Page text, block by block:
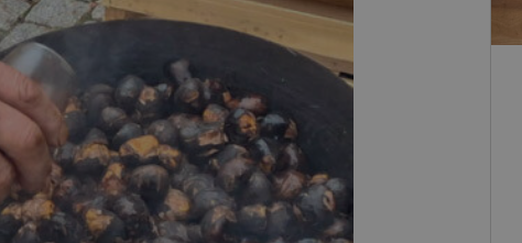
Emincé de veau aux
pommes
Emincé de veau aux pommes
avec du thym et du citron